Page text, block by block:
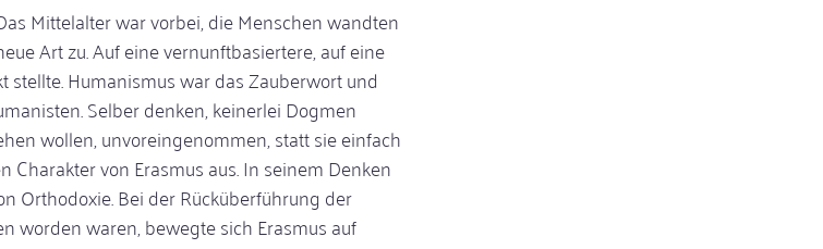
Mittelalter war vorbei, die Menschen wandten
Art zu. Auf eine vernunftbasiertere, auf eine
Humanismus war das Zauberwort und
Selber denken, keinerlei Dogmen
wollen, unvoreingenommen, statt sie einfach
von Erasmus aus. In seinem Denken
Orthodoxie. Bei der Rücküberführung der
worden waren, bewegte sich Erasmus auf